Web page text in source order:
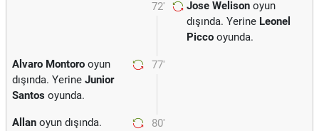
72' Jose Welison oyun
dışında. Yerine Leonel
Picco oyunda.
77'
Alvaro Montoro oyun
dışında. Yerine Junior
Santos oyunda.
80'
Allan oyun dışında.